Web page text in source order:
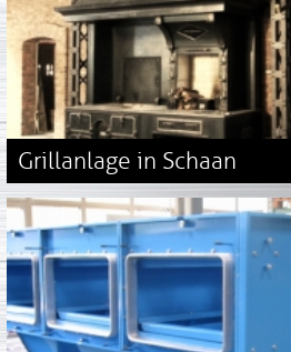
Grillanlage in Schaan